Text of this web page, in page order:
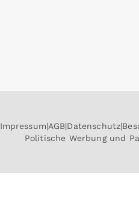
Impressum AGB Datenschutz
Politische Werbung und